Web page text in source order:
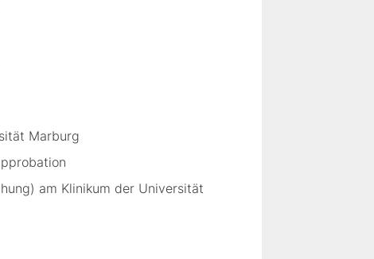
Marburg
am Klinikum der Universität